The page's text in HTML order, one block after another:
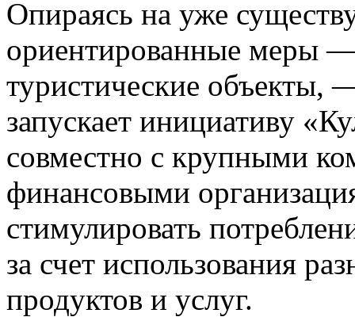
Опираясь на уже
ориентированные меры
туристические объекты,
запускает инициативу
совместно с крупными
финансовыми
стимулировать
за счет использования
продуктов и услуг.